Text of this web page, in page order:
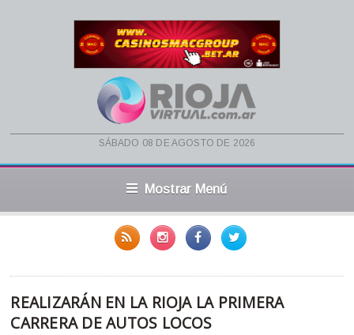
sábado 08 de agosto de 2026
Mostrar Menú
REALIZARÁN EN LA RIOJA LA PRIMERA
CARRERA DE AUTOS LOCOS